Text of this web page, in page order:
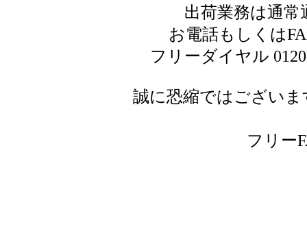
出荷業務は通
お電話もしくは
フリーダイヤル
誠に恐縮ではござい
フリー